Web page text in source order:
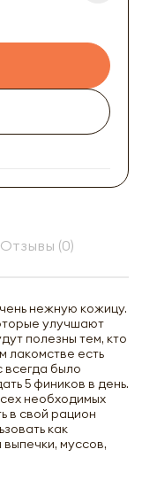
Отзывы (0)
нежную кожицу.
улучшают
полезны тем, кто
лакомстве есть
всегда было
5 фиников в день.
необходимых
в свой рацион
как
муссов,